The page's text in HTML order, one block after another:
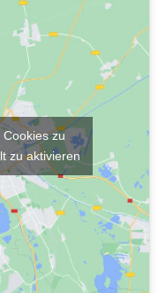
Cookies zu
zu aktivieren